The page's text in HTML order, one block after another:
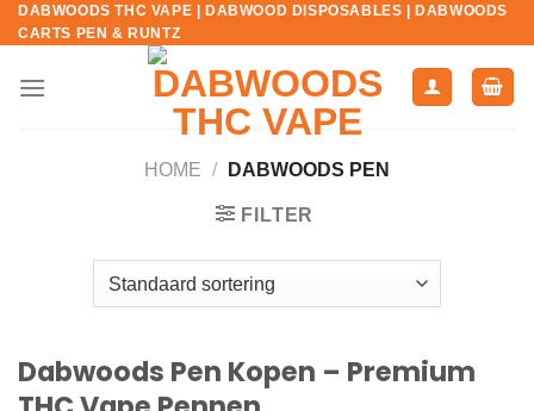
Ga
naar
DABWOODS THC VAPE | DABWOOD DISPOSABLES | DABWOODS
CARTS PEN & RUNTZ
HOME / DABWOODS PEN​
FILTER
Dabwoods Pen Kopen – Premium